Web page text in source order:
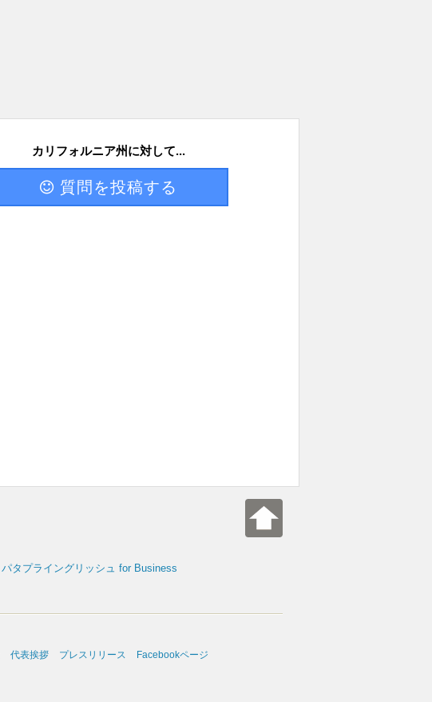
カリフォルニア州に対して...
質問を投稿する
パタプライングリッシュ for Business
代表挨拶 プレスリリース Facebookページ